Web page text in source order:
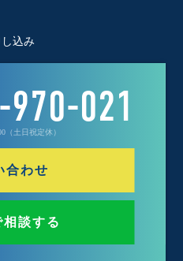
込み
021
（土日祝定休）
合わせ
談する